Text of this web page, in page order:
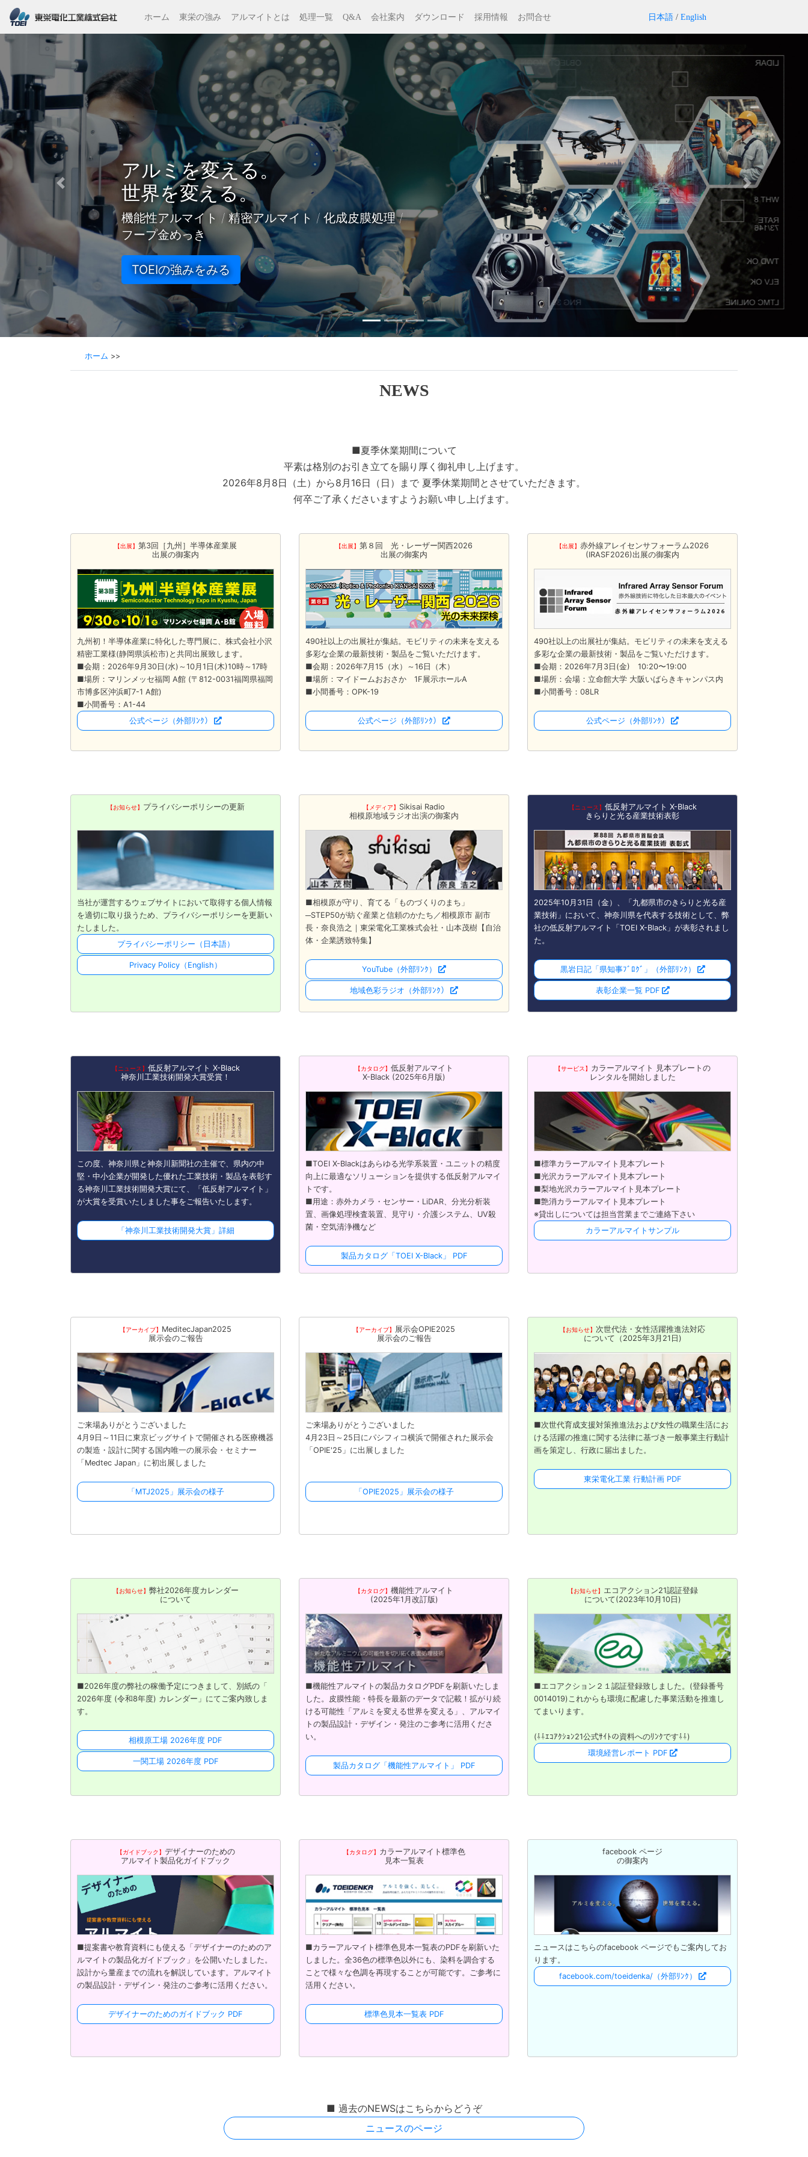
ホーム 東栄の強み アルマイトとは 処理一覧 Q&A 会社案内 ダウンロード 採用情報 お問合せ 日本語 / English
TOEIの機能性アルマイト TAFシリーズ
動画で見れば一目瞭然！
Previous Next
ホーム >>
NEWS
■夏季休業期間について
平素は格別のお引き立てを賜り厚く御礼申し上げます。
2026年8月8日（土）から8月16日（日）まで 夏季休業期間とさせていただきます。
何卒ご了承くださいますようお願い申し上げます。
【出展】 第3回［九州］半導体産業展
出展の御案内
九州初！半導体産業に特化した専門展に、株式会社小沢
精密工業様(静岡県浜松市)と共同出展致します。
■会期：2026年9月30日(水)～10月1日(木)10時～17時
■場所：マリンメッセ福岡 A館 (〒812-0031福岡県福岡
市博多区沖浜町7-1 A館)
■小間番号：A1-44
公式ページ （外部ﾘﾝｸ）
【出展】 第８回 光・レーザー関西2026
出展の御案内
490社以上の出展社が集結。モビリティの未来を支える
多彩な企業の最新技術・製品をご覧いただけます。
■会期：2026年7月15（水）～16日（木）
■場所：マイドームおおさか 1F展示ホールA
■小間番号：OPK-19
公式ページ （外部ﾘﾝｸ）
【出展】 赤外線アレイセンサフォーラム2026
(IRASF2026)出展の御案内
490社以上の出展社が集結。モビリティの未来を支える
多彩な企業の最新技術・製品をご覧いただけます。
■会期：2026年7月3日(金) 10:20〜19:00
■場所：会場：立命館大学 大阪いばらきキャンパス内
■小間番号：08LR
公式ページ （外部ﾘﾝｸ）
【お知らせ】 プライバシーポリシーの更新
当社が運営するウェブサイトにおいて取得する個人情報
を適切に取り扱うため、プライバシーポリシーを更新い
たしました。
プライバシーポリシー （日本語）
Privacy Policy （English）
【メディア】 Sikisai Radio
相模原地域ラジオ出演の御案内
■相模原が守り、育てる「ものづくりのまち」
─STEP50が紡ぐ産業と信頼のかたち／相模原市 副市
長・奈良浩之｜東栄電化工業株式会社・山本茂樹【自治
体・企業誘致特集】
YouTube （外部ﾘﾝｸ）
地域色彩ラジオ （外部ﾘﾝｸ）
【ニュース】 低反射アルマイト X-Black
きらりと光る産業技術表彰
2025年10月31日（金）、「九都県市のきらりと光る産
業技術」において、神奈川県を代表する技術として、弊
社の低反射アルマイト「TOEI X-Black」が表彰されまし
た。
黒岩日記「県知事ﾌﾞﾛｸﾞ」 （外部ﾘﾝｸ）
表彰企業一覧 PDF
【ニュース】 低反射アルマイト X-Black
神奈川工業技術開発大賞受賞！
この度、神奈川県と神奈川新聞社の主催で、県内の中
堅・中小企業が開発した優れた工業技術・製品を表彰す
る神奈川工業技術開発大賞にて、「低反射アルマイト」
が大賞を受賞いたしました事をご報告いたします。
「神奈川工業技術開発大賞」詳細
【カタログ】 低反射アルマイト
X-Black (2025年6月版)
■TOEI X-Blackはあらゆる光学系装置・ユニットの精度
向上に最適なソリューションを提供する低反射アルマイ
トです。
■用途：赤外カメラ・センサー・LiDAR、分光分析装
置、画像処理検査装置、見守り・介護システム、UV殺
菌・空気清浄機など
製品カタログ「TOEI X-Black」 PDF
【サービス】 カラーアルマイト 見本プレートの
レンタルを開始しました
■標準カラーアルマイト見本プレート
■光沢カラーアルマイト見本プレート
■梨地光沢カラーアルマイト見本プレート
■艶消カラーアルマイト見本プレート
※貸出しについては担当営業までご連絡下さい
カラーアルマイトサンプル
【アーカイブ】 MeditecJapan2025
展示会のご報告
ご来場ありがとうございました
4月9日～11日に東京ビッグサイトで開催される医療機器
の製造・設計に関する国内唯一の展示会・セミナー
「Medtec Japan」に初出展しました
「MTJ2025」展示会の様子
【アーカイブ】 展示会OPIE2025
展示会のご報告
ご来場ありがとうございました
4月23日～25日にパシフィコ横浜で開催された展示会
「OPIE'25」に出展しました
「OPIE2025」展示会の様子
【お知らせ】 次世代法・女性活躍推進法対応
について（2025年3月21日)
■次世代育成支援対策推進法および女性の職業生活にお
ける活躍の推進に関する法律に基づき一般事業主行動計
画を策定し、行政に届出ました。
東栄電化工業 行動計画 PDF
【お知らせ】 弊社2026年度カレンダー
について
■2026年度の弊社の稼働予定につきまして、別紙の「
2026年度 (令和8年度) カレンダー」にてご案内致しま
す。
相模原工場 2026年度 PDF
一関工場 2026年度 PDF
【カタログ】 機能性アルマイト
(2025年1月改訂版)
■機能性アルマイトの製品カタログPDFを刷新いたしま
した。皮膜性能・特長を最新のデータで記載！拡がり続
ける可能性「アルミを変える世界を変える」、アルマイ
トの製品設計・デザイン・発注のご参考に活用くださ
い。
製品カタログ「機能性アルマイト」 PDF
【お知らせ】 エコアクション21認証登録
について(2023年10月10日)
■エコアクション２１認証登録致しました。(登録番号
0014019)これからも環境に配慮した事業活動を推進し
てまいります。
(⇩⇩ｴｺｱｸｼｮﾝ21公式ｻｲﾄの資料へのﾘﾝｸです⇩⇩)
環境経営レポート PDF
【ガイドブック】 デザイナーのための
アルマイト製品化ガイドブック
■提案書や教育資料にも使える「デザイナーのためのア
ルマイトの製品化ガイドブック」を公開いたしました。
設計から量産までの流れを解説しています。アルマイト
の製品設計・デザイン・発注のご参考に活用ください。
デザイナーのためのガイドブック PDF
【カタログ】 カラーアルマイト標準色
見本一覧表
■カラーアルマイト標準色見本一覧表のPDFを刷新いた
しました。全36色の標準色以外にも、染料を調合する
ことで様々な色調を再現することが可能です。ご参考に
活用ください。
標準色見本一覧表 PDF
facebook ページ
の御案内
ニュースはこちらのfacebook ページでもご案内してお
ります。
facebook.com/toeidenka/（外部ﾘﾝｸ）
■ 過去のNEWSはこちらからどうぞ
ニュースのページ